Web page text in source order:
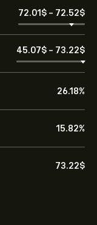
72.01‎$‎ - 72.52‎$‎
45.07‎$‎ - 73.22‎$‎
26.18%
15.82%
73.22‎$‎